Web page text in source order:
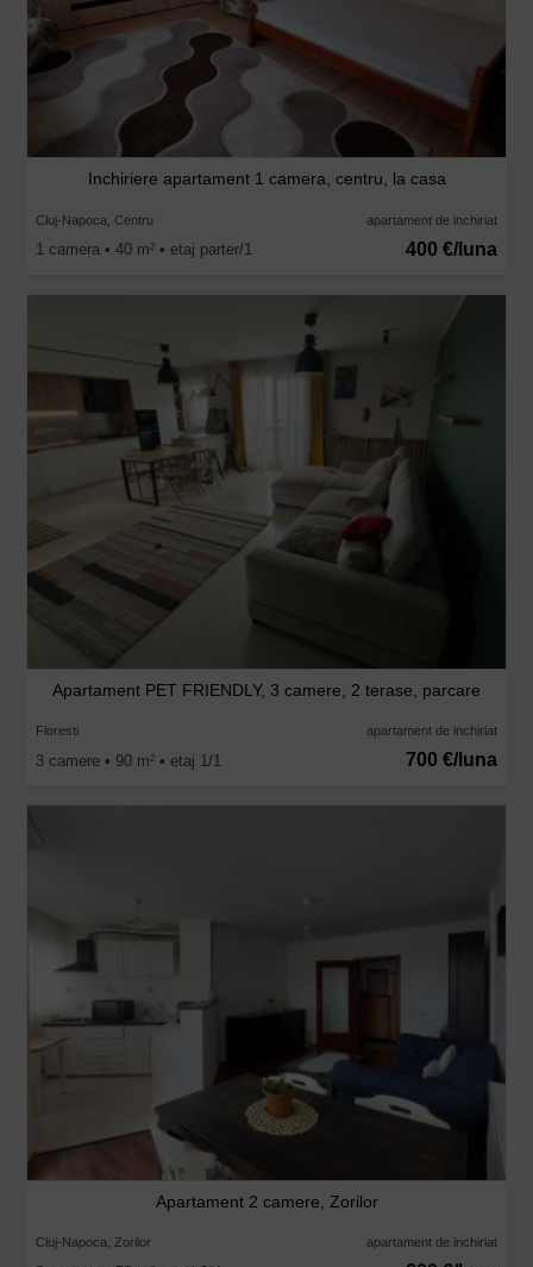
Inchiriere apartament 1 camera, centru, la casa
Cluj-Napoca, Centru apartament de inchiriat
1 camera • 40 m2 • etaj parter/1 400 €/luna
Apartament PET FRIENDLY, 3 camere, 2 terase, parcare
Floresti apartament de inchiriat
3 camere • 90 m2 • etaj 1/1 700 €/luna
Apartament 2 camere, Zorilor
Cluj-Napoca, Zorilor apartament de inchiriat